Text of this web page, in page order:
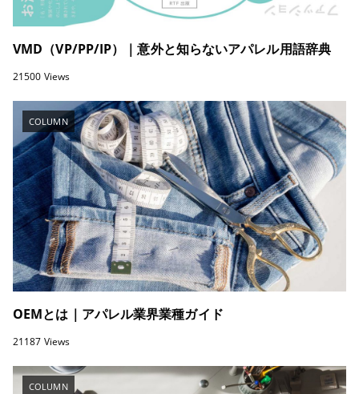
VMD（VP/PP/IP）｜意外と知らないアパレル用語辞典
21500 Views
COLUMN
OEMとは｜アパレル業界業種ガイド
21187 Views
COLUMN